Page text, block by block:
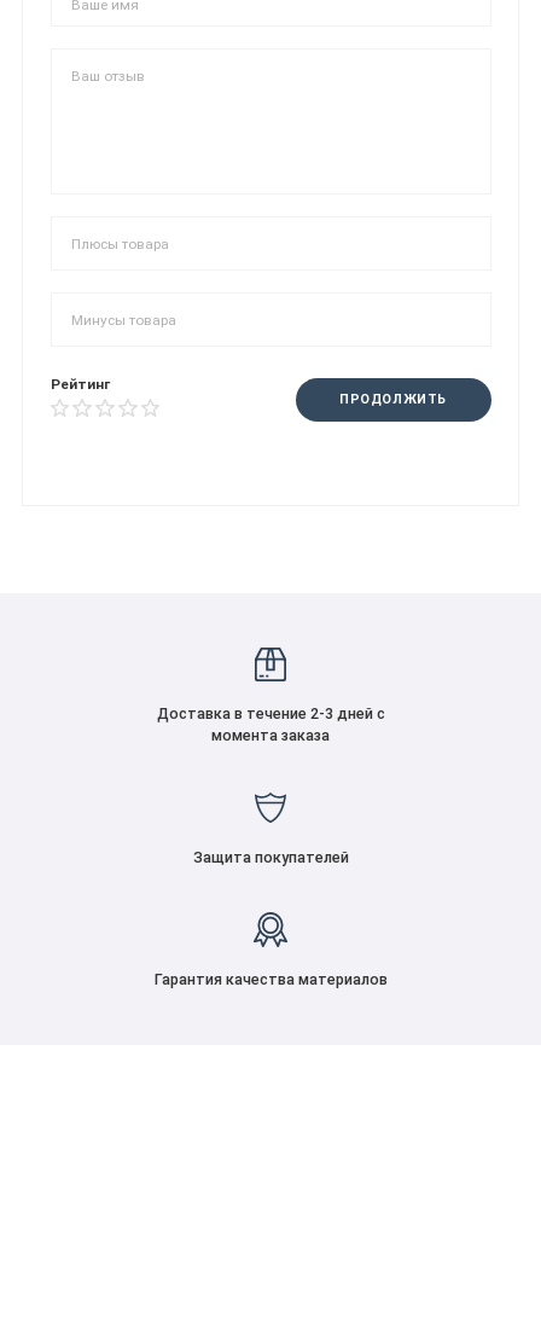
Рейтинг
ПРОДОЛЖИТЬ
Доставка в течение 2-3 дней с
момента заказа
Защита покупателей
Гарантия качества материалов